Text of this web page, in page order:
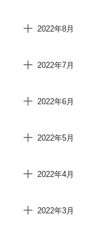
2022年8月
2022年7月
2022年6月
2022年5月
2022年4月
2022年3月